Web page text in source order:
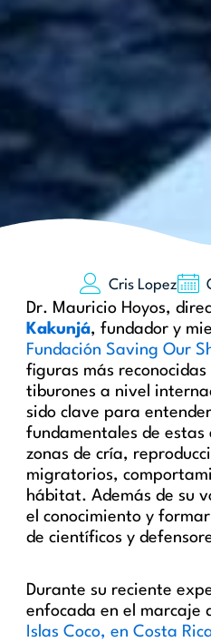
Cris Lopez
Dr. Mauricio Hoyos,
Kakunjá, fundador y
Fundación Saving Our
figuras más reconocidas
tiburones a nivel
sido clave para
fundamentales de estas
zonas de cría,
migratorios,
hábitat. Además de su
el conocimiento y
de científicos y
Durante su reciente
enfocada en el marcaje
Islas Coco, en Costa